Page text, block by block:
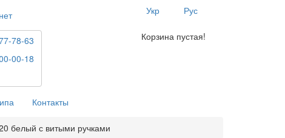
Укр Рус
78-63
00-18
Корзина пустая!
Контакты
белый с витыми ручками